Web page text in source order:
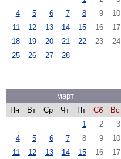
4
5 6 7 8 9
10
11
12 13 14 15 16
17
18
19 20 21 22 23
24
25
26 27 28
март
Пн
Вт Ср Чт Пт Сб
Вс
1
2
3
4
5 6 7 8 9
10
11
12 13 14 15 16
17